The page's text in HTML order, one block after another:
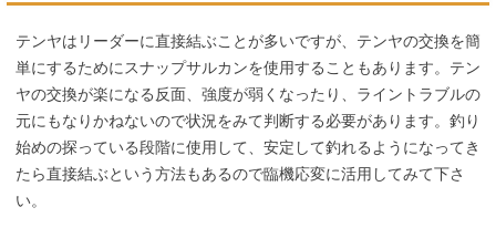
テンヤはリーダーに直接結ぶことが多いですが、テンヤの交換を簡
単にするためにスナップサルカンを使用することもあります。テン
ヤの交換が楽になる反面、強度が弱くなったり、ライントラブルの
元にもなりかねないので状況をみて判断する必要があります。釣り
始めの探っている段階に使用して、安定して釣れるようになってき
たら直接結ぶという方法もあるので臨機応変に活用してみて下さ
い。